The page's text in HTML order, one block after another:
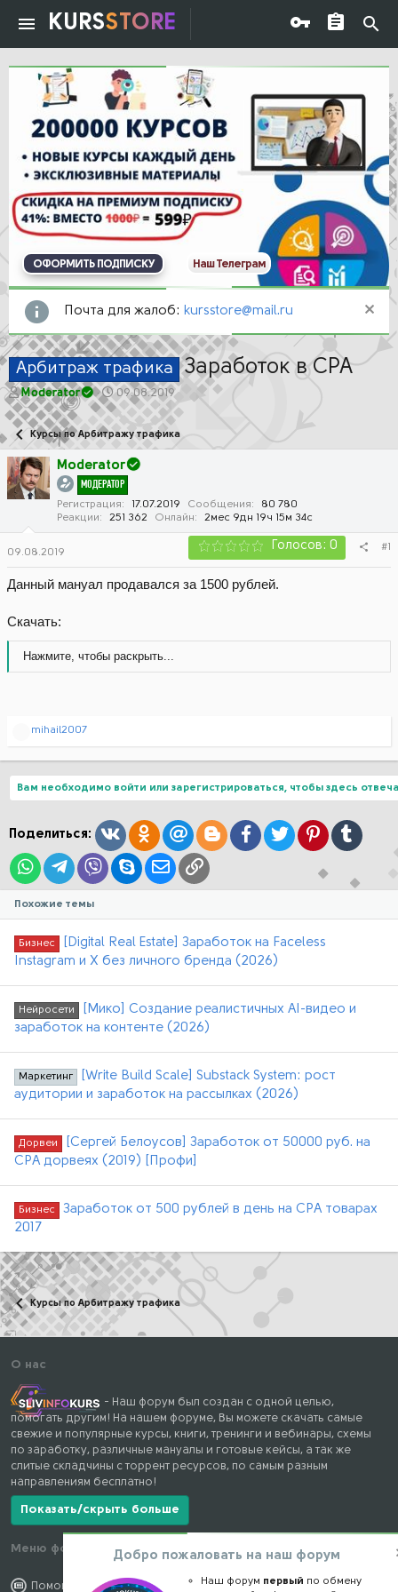
KURSSTORE
ОФОРМИТЬ ПОДПИСКУ Наш Телеграм
Почта для жалоб: kursstore@mail.ru
Арбитраж трафика Заработок в CPA
А
в
т
о
р
т
е
Moderator
Д
а
а
а
ч
а
л
а
09.08.2019
Курсы по Арбитражу трафика
Moderator
МОДЕРАТОР
Регистрация 17.07.2019 Сообщения
80 780
Реакции
251 362 Онлайн 2мес 9дн 19ч 15м 34с
09.08.2019 Голосов: 0 #1
Данный мануал продавался за 1500 рублей.
Скачать:
Нажмите, чтобы раскрыть...
Р
ц
и
:
mihail2007
Вам необходимо войти или зарегистрироваться, чтобы здесь
Поделиться: ВконтактеОдноклассники
Mail.ruBloggerFacebook
TwitterPinterestTumblr
WhatsAppTelegram
Viber SkypeЭлектронная почта
Ссылка
Похожие темы
Бизнес
[Digital Real Estate] Заработок на Faceless
Instagram и X без личного бренда (2026)
Нейросети
[Мико] Создание реалистичных AI-видео и
заработок на контенте (2026)
Маркетинг
[Write Build Scale] Substack System: рост
аудитории и заработок на рассылках (2026)
Дорвеи
[Сергей Белоусов] Заработок от 50000 руб. на
CPA дорвеях (2019) [Профи]
Бизнес
Заработок от 500 рублей в день на CPA товарах
2017
Курсы по Арбитражу трафика
О нас
- Наш форум был создан с одной целью,
помогать другим! На нашем форуме, Вы можете скачать самые
свежие и популярные курсы, книги, тренинги и вебинары, схемы
по заработку, различные мануалы и готовые кейсы, а так же
слитые складчины с торрент ресурсов, по самым разным
направлениям бесплатно!
Показать/скрыть больше
Меню форума
Помощь по форуму
Наши контакты
kursstore@mail.ru
Добро пожаловать на наш форум
Наш форум первый по обмену